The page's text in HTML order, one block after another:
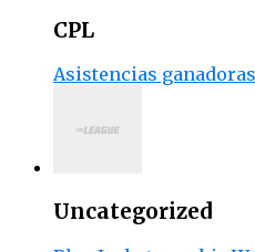
CPL
Asistencias ganadoras
Uncategorized